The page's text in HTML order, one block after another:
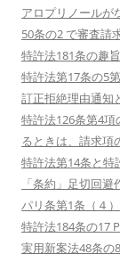
アロプリノールが
50条の2 で審査請
特許法181条の趣旨
特許法第17条の5
訂正拒絶理由通知
特許法126条第4
るときは、請求項
特許法第14条と特
「条約」足切回避
パリ条第1条（４）
特許法184条の17
実用新案法48条の